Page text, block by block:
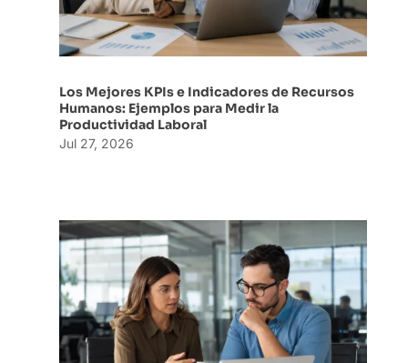
Los Mejores KPIs e Indicadores de Recursos
Humanos: Ejemplos para Medir la
Productividad Laboral
Jul 27, 2026